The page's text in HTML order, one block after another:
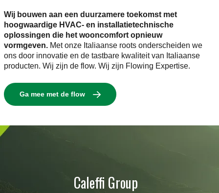
Wij bouwen aan een duurzamere toekomst met
hoogwaardige HVAC- en installatietechnische
oplossingen die het wooncomfort opnieuw
vormgeven. Met onze Italiaanse roots onderscheiden we
ons door innovatie en de tastbare kwaliteit van Italiaanse
producten. Wij zijn de flow. Wij zijn Flowing Expertise.
Ga mee met de flow
Caleffi Group